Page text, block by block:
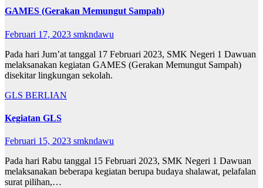
GAMES (Gerakan Memungut Sampah)
Februari 17, 2023 smkndawu
Pada hari Jum’at tanggal 17 Februari 2023, SMK Negeri 1 Dawuan
melaksanakan kegiatan GAMES (Gerakan Memungut Sampah)
disekitar lingkungan sekolah.
GLS BERLIAN
Kegiatan GLS
Februari 15, 2023 smkndawu
Pada hari Rabu tanggal 15 Februari 2023, SMK Negeri 1 Dawuan
melaksanakan beberapa kegiatan berupa budaya shalawat, pelafalan
surat pilihan,…